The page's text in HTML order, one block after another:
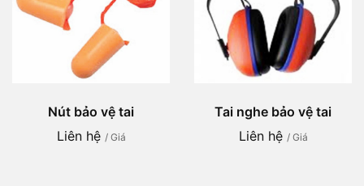
Nút bảo vệ tai
Liên hệ / Giá
Tai nghe bảo vệ tai
Liên hệ / Giá